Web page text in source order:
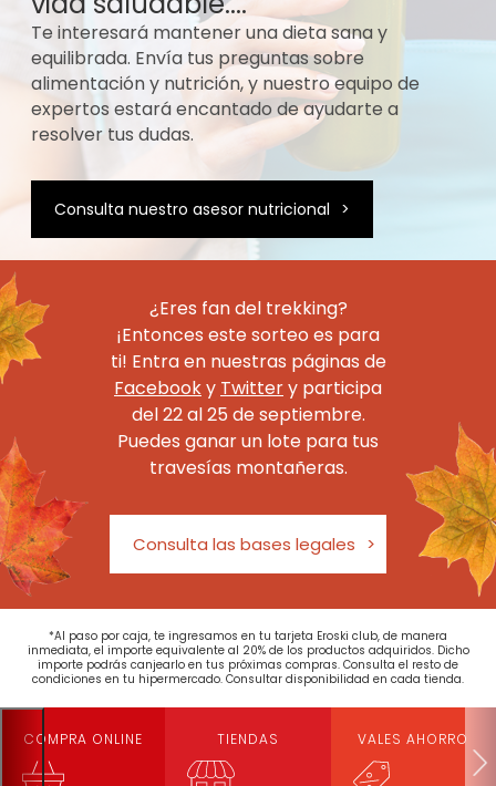
Te interesará mantener una dieta sana y
equilibrada. Envía tus preguntas sobre
alimentación y nutrición, y nuestro equipo de
expertos estará encantado de ayudarte a
resolver tus dudas.
Consulta nuestro asesor nutricional >
¿Eres fan del trekking?
¡Entonces este sorteo es para
ti! Entra en nuestras páginas de
Facebooky Twittery participa
del 22 al 25 de septiembre.
Puedes ganar un lote para tus
travesías montañeras.
Consulta las bases legales >
*Al paso por caja, te ingresamos en tu tarjeta Eroski club, de manera
inmediata, el importe equivalente al 20% de los productos adquiridos. Dicho
importe podrás canjearlo en tus próximas compras. Consulta el resto de
condiciones en tu hipermercado. Consultar disponibilidad en cada tienda.
COMPRA ONLINE TIENDAS VALES AHORRO